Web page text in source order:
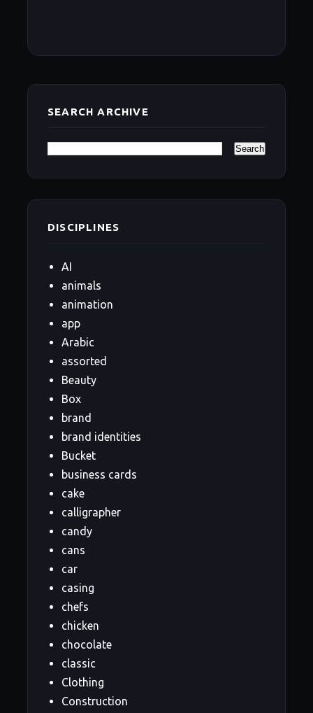
SEARCH ARCHIVE
DISCIPLINES
AI
animals
animation
app
Arabic
assorted
Beauty
Box
brand
brand identities
Bucket
business cards
cake
calligrapher
candy
cans
car
casing
chefs
chicken
chocolate
classic
Clothing
Construction